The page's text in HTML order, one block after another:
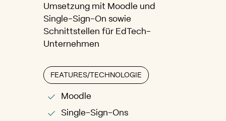
Umsetzung mit Moodle und
Single-Sign-On sowie
Schnittstellen für EdTech-
Unternehmen
FEATURES/TECHNOLOGIE
Moodle
Single-Sign-Ons